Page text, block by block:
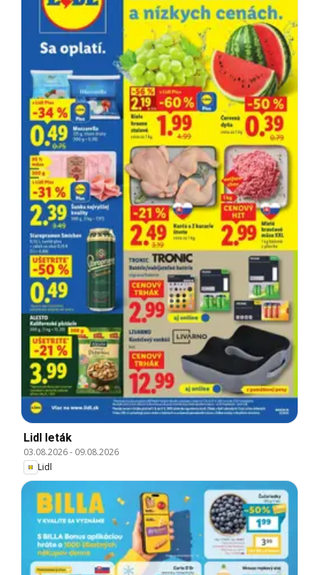
Lidl leták
03.08.2026- 09.08.2026
Lidl